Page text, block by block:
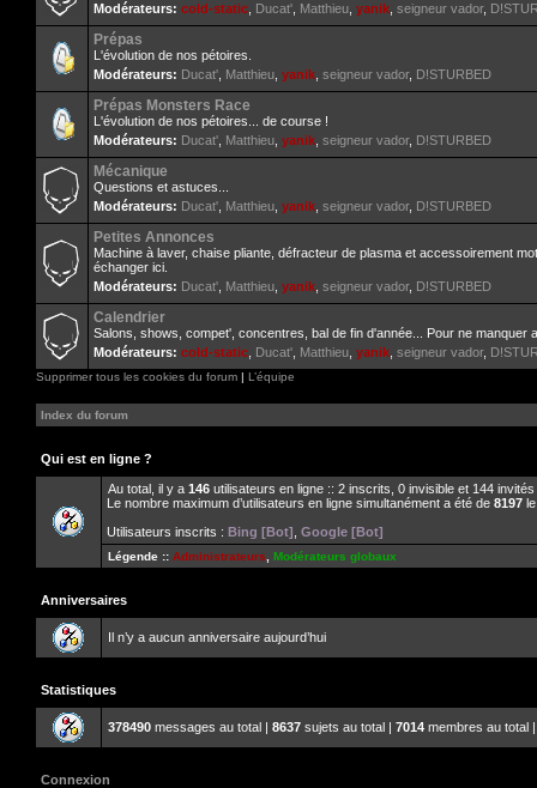
Modérateurs: cold-static Ducat' Matthieu yanik seigneur vador,
Prépas
L'évolution de nos pétoires.
Modérateurs: Ducat' Matthieu yanik seigneur vador, D!STURBED
Prépas Monsters Race
L'évolution de nos pétoires... de course !
Modérateurs: Ducat' Matthieu yanik seigneur vador, D!STURBED
Mécanique
Questions et astuces...
Modérateurs: Ducat' Matthieu yanik seigneur vador, D!STURBED
Petites Annonces
Machine à laver, chaise pliante, défracteur de plasma et accessoirement
échanger ici.
Modérateurs: Ducat' Matthieu yanik seigneur vador, D!STURBED
Calendrier
Salons, shows, compet', concentres, bal de fin d'année... Pour ne manquer
Modérateurs: cold-static Ducat' Matthieu yanik seigneur vador,
Supprimer tous les cookies du forum | L’équipe
Index du forum
Qui est en ligne ?
Au total, il y a 146 utilisateurs en ligne :: 2 inscrits, 0 invisible et 144
Le nombre maximum d’utilisateurs en ligne simultanément a été de 8197
Utilisateurs inscrits : Bing [Bot] Google [Bot]
Légende :: Administrateurs Modérateurs globaux
Anniversaires
Il n’y a aucun anniversaire aujourd’hui
Statistiques
378490 messages au total | 8637 sujets au total | 7014 membres au total
Connexion